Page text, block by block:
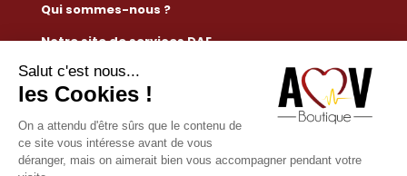
Qui sommes-nous ?
Notre site de services DAE
Règlementation défibrillateur
Nous contacter